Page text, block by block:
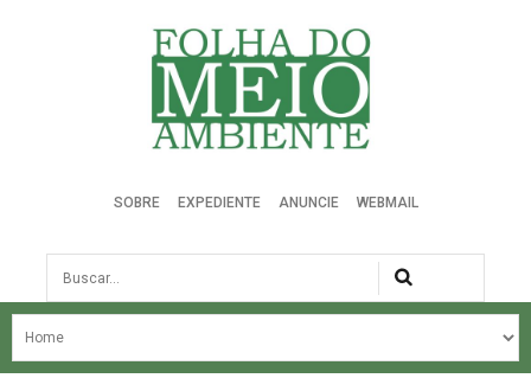
Folha do Meio Ambiente
SOBRE EXPEDIENTE ANUNCIE WEBMAIL
Busca
NOSSA HISTÓRIA